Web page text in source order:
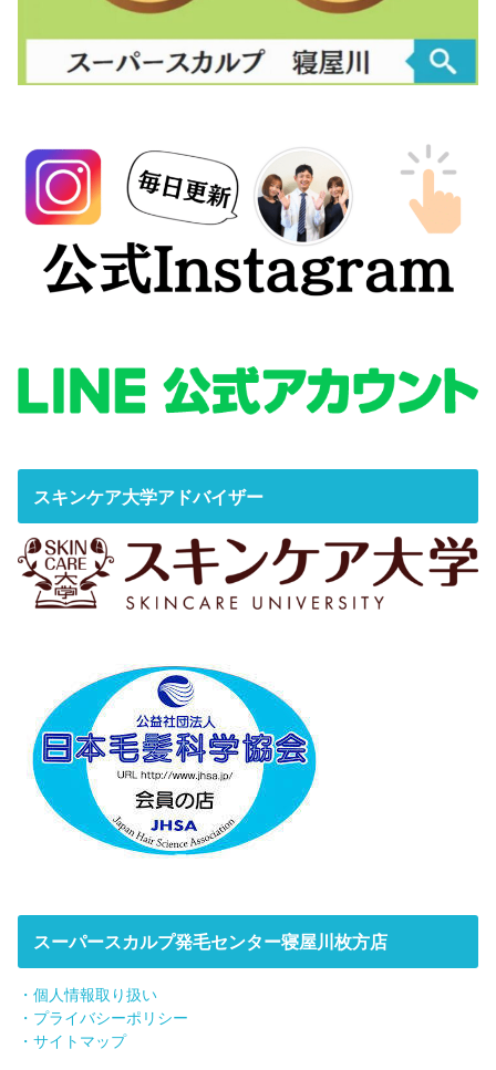
スキンケア大学アドバイザー
スーパースカルプ発毛センター寝屋川枚方店
・個人情報取り扱い
・プライバシーポリシー
・サイトマップ